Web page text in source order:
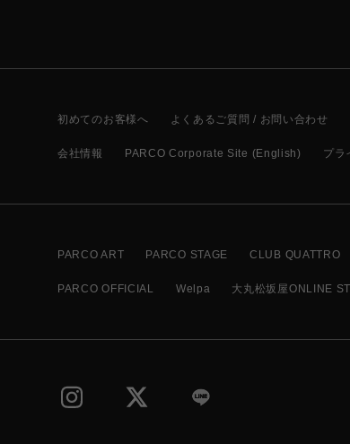
初めてのお客様へ よくあるご質問 / お問い合わせ
会社情報 PARCO Corporate Site (English) プラ
PARCO ART PARCO STAGE CLUB QUATTRO
PARCO OFFICIAL Welpa 大丸松坂屋ONLINE